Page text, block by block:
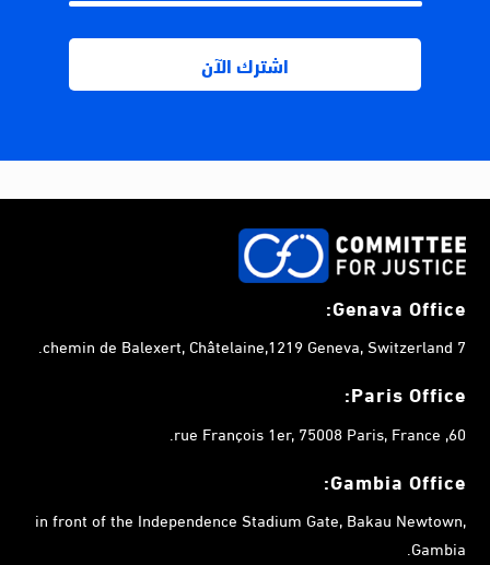
Genava Office:
7 chemin de Balexert, Châtelaine,1219 Geneva, Switzerland.
Paris Office:
60, rue François 1er, 75008 Paris, France.
Gambia Office:
in front of the Independence Stadium Gate, Bakau Newtown,
Gambia.